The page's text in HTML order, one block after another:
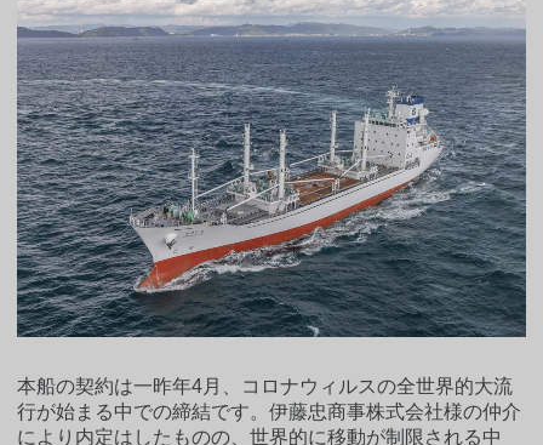
本船の契約は一昨年4月、コロナウィルスの全世界的大流
行が始まる中での締結です。伊藤忠商事株式会社様の仲介
により内定はしたものの、世界的に移動が制限される中